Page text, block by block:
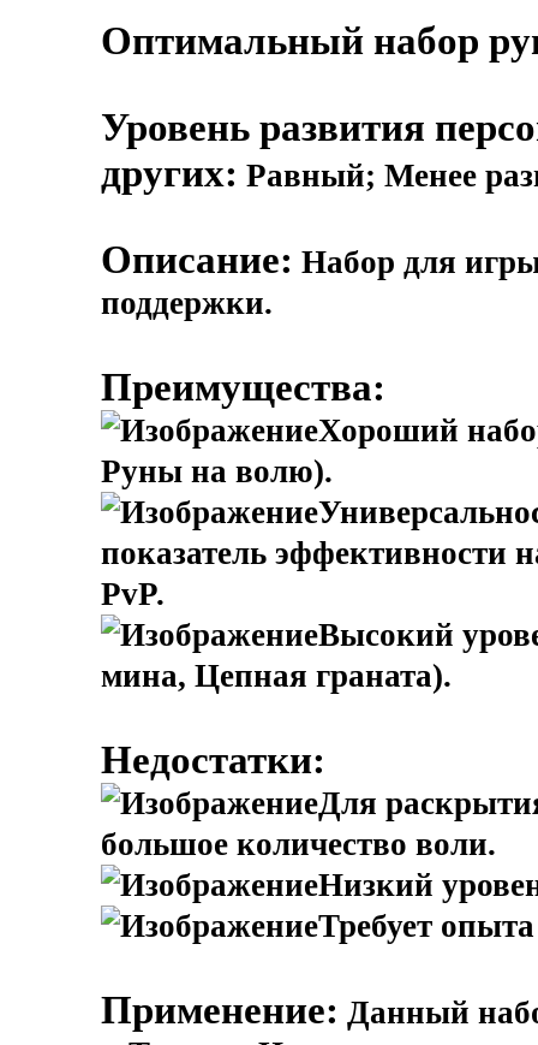
Оптимальный набор
Уровень развития
других: Равный; Менее
Описание: Набор для
поддержки.
Преимущества:
Хороший
Руны на волю).
показатель эффективности
PvP.
Высокий
мина, Цепная граната).
Недостатки:
Для
большое количество воли.
Низкий
Требует
Применение: Данный